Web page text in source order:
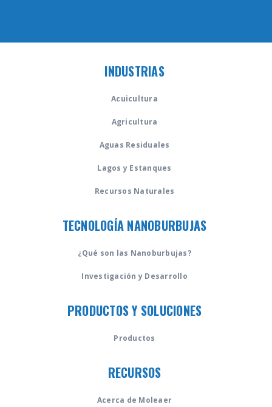
INDUSTRIAS
Acuicultura
Agricultura
Aguas Residuales
Lagos y Estanques
Recursos Naturales
TECNOLOGÍA NANOBURBUJAS
¿Qué son las Nanoburbujas?
Investigación y Desarrollo
PRODUCTOS Y SOLUCIONES
Productos
RECURSOS
Acerca de Moleaer